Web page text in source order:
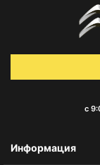
с
Информация